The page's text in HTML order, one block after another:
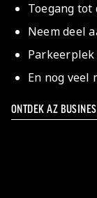
Toegang tot
Neem deel
En nog veel
ONTDEK AZ